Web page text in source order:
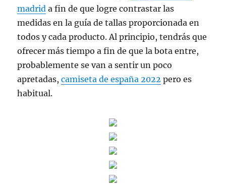
madrid a fin de que logre contrastar las
medidas en la guía de tallas proporcionada en
todos y cada producto. Al principio, tendrás que
ofrecer más tiempo a fin de que la bota entre,
probablemente se van a sentir un poco
apretadas,camiseta de españa 2022 pero es
habitual.